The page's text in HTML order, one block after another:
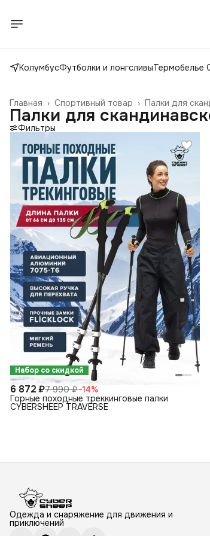
КолумбусФутболки и лонгсливыТермобелье
Палки для
Спортивный товар ›
Главная ›
Палки для
Фильтры
Набор со скидкой
6 872 ₽7 990 ₽−14%
Горные походные треккинговые палки
CYBERSHEEP TRAVERSE
Одежда и снаряжение для движения и
приключений